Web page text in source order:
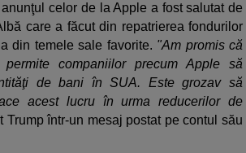
celor de la Apple a fost salutat de
care a făcut din repatrierea fondurilor
din temele sale favorite. "Am promis că
companiilor precum Apple să
de bani în SUA. Este grozav să
acest lucru în urma reducerilor de
Trump într-un mesaj postat pe contul său